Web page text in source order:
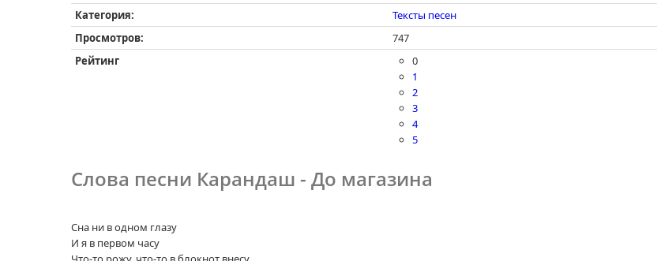
Категория:
Тексты песен
Просмотров:
747
Рейтинг
0
1
2
3
4
5
Слова песни Карандаш - До магазина
Сна ни в одном глазу
И я в первом часу